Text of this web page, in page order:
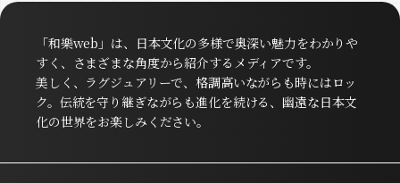
「和樂web」は、日本文化の多様で奥深い魅力をわかりや
すく、さまざまな角度から紹介するメディアです。
美しく、ラグジュアリーで、格調高いながらも時にはロッ
ク。伝統を守り継ぎながらも進化を続ける、幽遠な日本文
化の世界をお楽しみください。